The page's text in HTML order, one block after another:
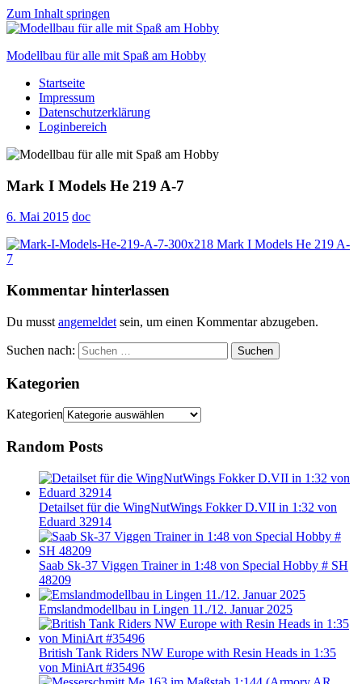
Zum Inhalt springen
Modellbau für alle mit Spaß am Hobby
Scale
modelling
to
Startseite
Impressum
Datenschutzerklärung
Loginbereich
Mark I Models He 219 A-7
6. Mai 2015 doc
Kommentar hinterlassen
Du musst angemeldet sein, um einen Kommentar abzugeben.
Suchen nach: Suchen
Kategorien
Kategorien
Random Posts
Detailset für die WingNutWings Fokker D.VII in 1:32 von
Eduard 32914
Saab Sk-37 Viggen Trainer in 1:48 von Special Hobby # SH
48209
Emslandmodellbau in Lingen 11./12. Januar 2025
British Tank Riders NW Europe with Resin Heads in 1:35
von MiniArt #35496